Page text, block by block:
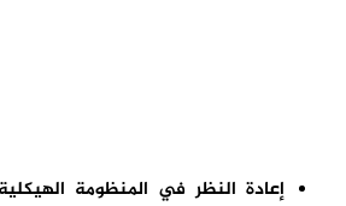
إعادة النظر في المنظومة